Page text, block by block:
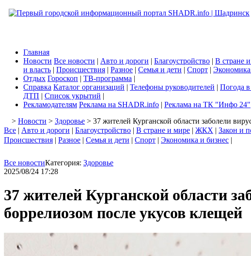
Главная
Новости Все новости | Авто и дороги | Благоустройство | В стране
и власть | Происшествия | Разное | Семья и дети | Спорт |
Отдых Гороскоп | ТВ-программа |
Справка Каталог организаций | Телефоны руководителей | Погода
ДТП | Список укрытий |
Рекламодателям Реклама на SHADR.info | Реклама на ТК "Инфо 24"
> Новости > Здоровье > 37 жителей Курганской области заболели
Все | Авто и дороги | Благоустройство | В стране и мире | ЖКХ | Закон и
Происшествия | Разное | Семья и дети | Спорт | Экономика и бизнес |
Все новостиКатегория: Здоровье
2025/08/24 17:28
37 жителей Курганской области
боррелиозом после укусов клещей